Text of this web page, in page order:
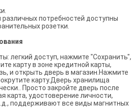
потребностей доступны
розетки.
легкий доступ, нажмите "Сохранить",
карту в зоне кредитной карты,
и открыть дверь в магазин.Нажмите
карту.Дверь хранилища
Просто закройте дверь после
карта, удостоверение личности,
поддерживают все виды магнитных